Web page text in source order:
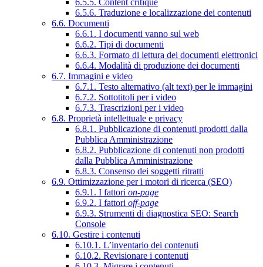
6.5.6. Traduzione e localizzazione dei contenuti
6.6. Documenti
6.6.1. I documenti vanno sul web
6.6.2. Tipi di documenti
6.6.3. Formato di lettura dei documenti elettronici
6.6.4. Modalità di produzione dei documenti
6.7. Immagini e video
6.7.1. Testo alternativo (alt text) per le immagini
6.7.2. Sottotitoli per i video
6.7.3. Trascrizioni per i video
6.8. Proprietà intellettuale e privacy
6.8.1. Pubblicazione di contenuti prodotti dalla
Pubblica Amministrazione
6.8.2. Pubblicazione di contenuti non prodotti
dalla Pubblica Amministrazione
6.8.3. Consenso dei soggetti ritratti
6.9. Ottimizzazione per i motori di ricerca (SEO)
6.9.1. I fattori on-page
6.9.2. I fattori off-page
6.9.3. Strumenti di diagnostica SEO: Search
Console
6.10. Gestire i contenuti
6.10.1. L’inventario dei contenuti
6.10.2. Revisionare i contenuti